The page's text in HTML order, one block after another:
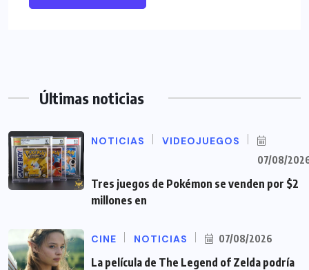
Últimas noticias
NOTICIAS VIDEOJUEGOS
07/08/
Tres juegos de Pokémon se venden por $2
millones en
CINE NOTICIAS 07/08/2026
La película de The Legend of Zelda podría